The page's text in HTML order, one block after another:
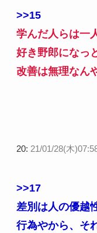
>>15
学んだ人らは一
好き野郎になっ
改善は無理なん
20: 21/01/28(木
>>17
差別は人の優越
行為やから、そ